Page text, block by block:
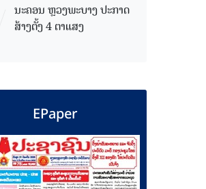
ນະຄອນ ຫຼວງພະບາງ ປະ​ກາດ​
ສ້າງ​ຕັ້ງ 4 ຕາແສງ
EPaper